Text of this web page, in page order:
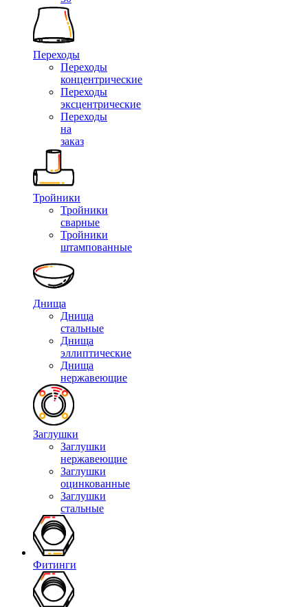
Переходы
Переходы
концентрические
Переходы
эксцентрические
Переходы
на
заказ
Тройники
Тройники
сварные
Тройники
штампованные
Днища
Днища
стальные
Днища
эллиптические
Днища
нержавеющие
Заглушки
Заглушки
нержавеющие
Заглушки
оцинкованные
Заглушки
стальные
Фитинги